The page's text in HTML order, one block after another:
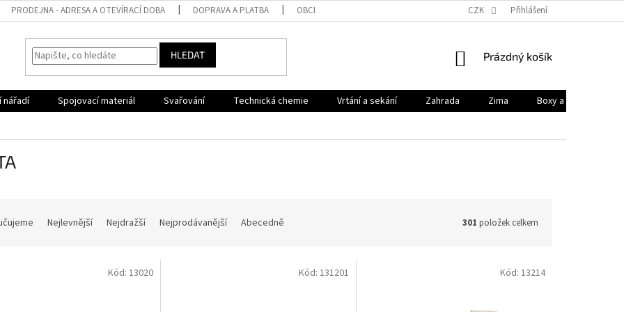
PRODEJNA - ADRESA A OTEVÍRACÍ DOBA DOPRAVA A PLATBA OBCHODNÍ PODMÍNKY PODMÍNKY OCHRANY OSOBNÍCH ÚDAJŮ
CZK Přihlášení
HLEDAT
NÁKUPNÍ
Prázdný košík
nářadí Spojovací materiál Svařování Technická chemie Vrtání a sekání Zahrada Zima Boxy a brašny
Nejlevnější Nejdražší Nejprodávanější Abecedně 301 položek celkem
Kód: 13020 Kód: 131201 Kód: 13214